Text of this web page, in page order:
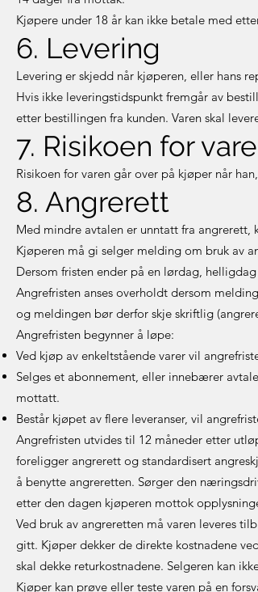
Kjøpere under 18 år kan ikke betale med
6. Levering
Levering er skjedd når kjøperen, eller hans
Hvis ikke leveringstidspunkt fremgår av
etter bestillingen fra kunden. Varen skal
7. Risikoen for varen
Risikoen for varen går over på kjøper når
8. Angrerett
Med mindre avtalen er unntatt fra
Kjøperen må gi selger melding om bruk av
Dersom fristen ender på en lørdag,
Angrefristen anses overholdt dersom
og meldingen bør derfor skje skriftlig
Angrefristen begynner å løpe:
Ved kjøp av enkeltstående varer vil
Selges et abonnement, eller innebærer
mottatt.
Består kjøpet av flere leveranser, vil
Angrefristen utvides til 12 måneder etter
foreligger angrerett og standardisert
å benytte angreretten. Sørger den
etter den dagen kjøperen mottok
Ved bruk av angreretten må varen leveres
gitt. Kjøper dekker de direkte kostnadene
skal dekke returkostnadene. Selgeren kan
Kjøper kan prøve eller teste varen på en